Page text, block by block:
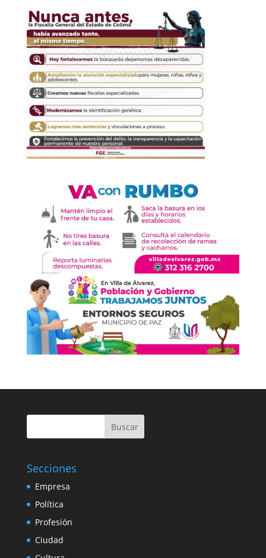
Buscar
Secciones
Empresa
Política
Profesión
Ciudad